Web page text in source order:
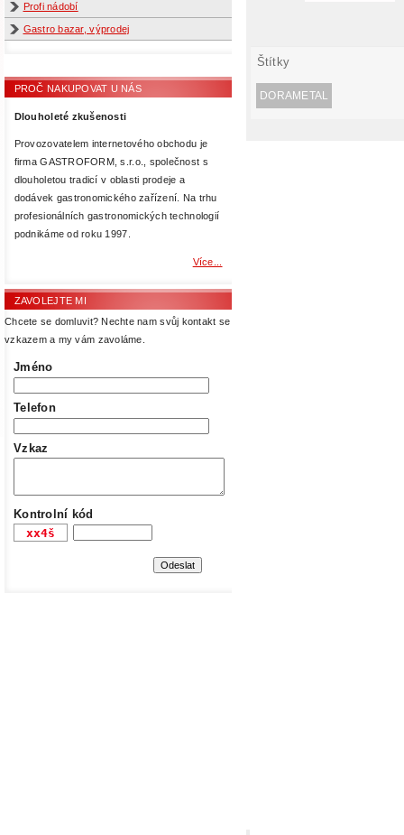
Profi nádobí
Gastro bazar, výprodej
PROČ NAKUPOVAT U NÁS
Dlouholeté zkušenosti
Provozovatelem internetového obchodu je
firma GASTROFORM, s.r.o., společnost s
dlouholetou tradicí v oblasti prodeje a
dodávek gastronomického zařízení. Na trhu
profesionálních gastronomických technologií
podnikáme od roku 1997.
Více...
ZAVOLEJTE MI
Chcete se domluvit? Nechte nam svůj kontakt se
vzkazem a my vám zavoláme.
Jméno
Telefon
Vzkaz
Kontrolní kód
Štítky
DORAMETAL